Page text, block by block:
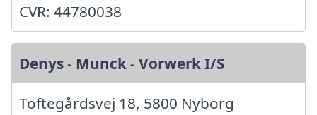
CVR: 44780038
Denys - Munck - Vorwerk I/S
Toftegårdsvej 18, 5800 Nyborg